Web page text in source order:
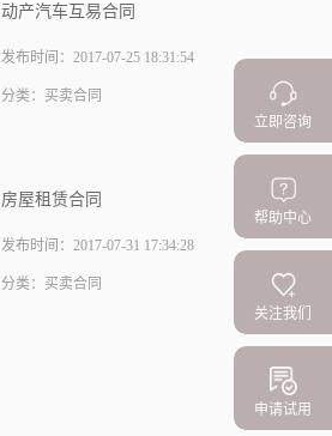
动产汽车互易合同
发布时间：2017-07-25 18:31:54
分类：买卖合同
房屋租赁合同
发布时间：2017-07-31 17:34:28
分类：买卖合同
立即咨询
帮助中心
关注我们
申请试用